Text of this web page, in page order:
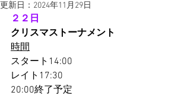
更新日： 2024年11月29日
２２日
クリスマストーナメント
時間
スタート14:00
レイト17:30
20:00終了予定